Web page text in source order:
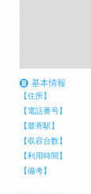
基本情報
【住所】
【電話番号】
【最寄駅】
【収容台数】
【利用時間】
【備考】